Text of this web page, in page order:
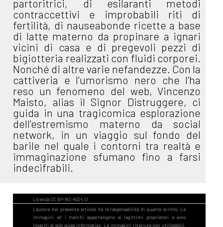
partoritrici, di esilaranti metodi
contraccettivi e improbabili riti di
fertilità, di nauseabonde ricette a base
di latte materno da propinare a ignari
vicini di casa e di pregevoli pezzi di
bigiotteria realizzati con fluidi corporei.
Nonché di altre varie nefandezze. Con la
cattiveria e l'umorismo nero che l'ha
reso un fenomeno del web, Vincenzo
Maisto, alias il Signor Distruggere, ci
guida in una tragicomica esplorazione
dell'estremismo materno da social
network, in un viaggio sul fondo del
barile nel quale i contorni tra realtà e
immaginazione sfumano fino a farsi
indecifrabili.